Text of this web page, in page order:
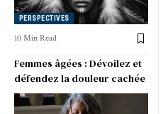
PERSPECTIVES
10 Min Read
Femmes âgées : Dévoilez et
défendez la douleur cachée